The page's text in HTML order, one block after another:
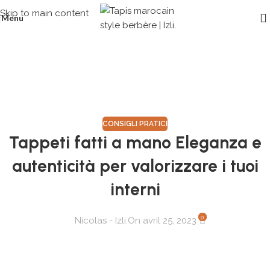
Skip to main content
Menu
CONSIGLI PRATICI
Tappeti fatti a mano Eleganza e
autenticità per valorizzare i tuoi
interni
Nicolas - Izli.On avril 25, 2023 0